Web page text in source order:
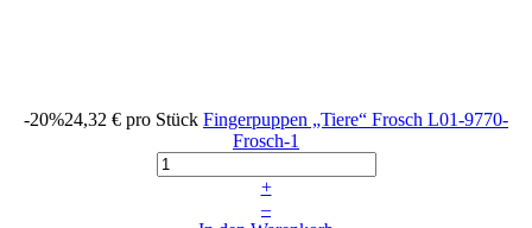
-20%24,32 € pro Stück Fingerpuppen „Tiere“ Frosch L01-9770-
Frosch-1
+
–